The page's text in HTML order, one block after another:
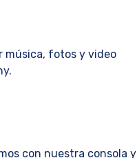
música, fotos y video
con nuestra consola y